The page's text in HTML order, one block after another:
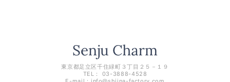
東京都足立区千住緑町３丁目２５－１９
TEL： 03-3888-4528